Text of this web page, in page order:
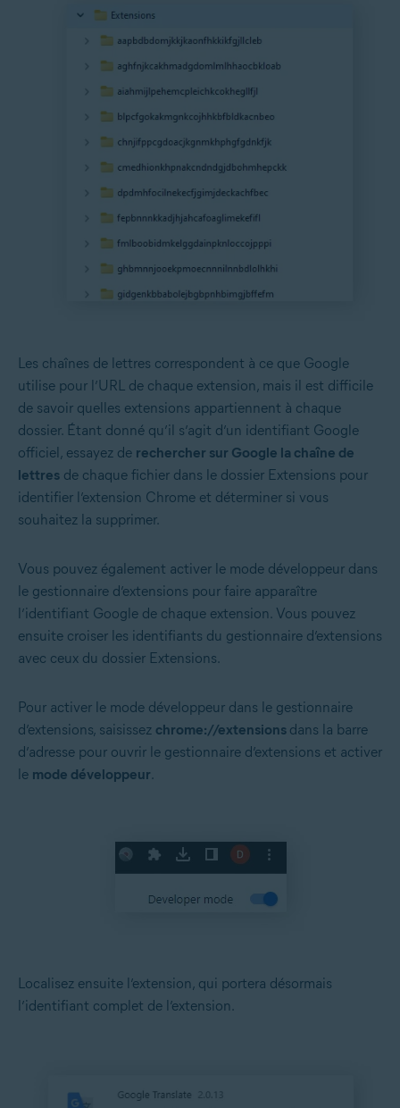
Les chaînes de lettres correspondent à ce que Google
utilise pour l’URL de chaque extension, mais il est difficile
de savoir quelles extensions appartiennent à chaque
dossier. Étant donné qu’il s’agit d’un identifiant Google
officiel, essayez de rechercher sur Google la chaîne de
lettres de chaque fichier dans le dossier Extensions pour
identifier l’extension Chrome et déterminer si vous
souhaitez la supprimer.
Vous pouvez également activer le mode développeur dans
le gestionnaire d’extensions pour faire apparaître
l’identifiant Google de chaque extension. Vous pouvez
ensuite croiser les identifiants du gestionnaire d’extensions
avec ceux du dossier Extensions.
Pour activer le mode développeur dans le gestionnaire
d’extensions, saisissez chrome://extensions dans la barre
d’adresse pour ouvrir le gestionnaire d’extensions et activer
le mode développeur.
Localisez ensuite l’extension, qui portera désormais
l’identifiant complet de l’extension.